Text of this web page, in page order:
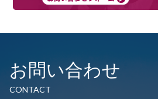
お問い合わせ
CONTACT